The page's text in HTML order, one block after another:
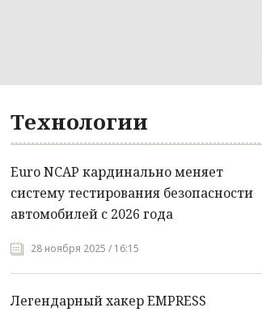
Технологии
Euro NCAP кардинально меняет
систему тестирования безопасности
автомобилей с 2026 года
28 ноября 2025 / 16:15
Легендарный хакер EMPRESS